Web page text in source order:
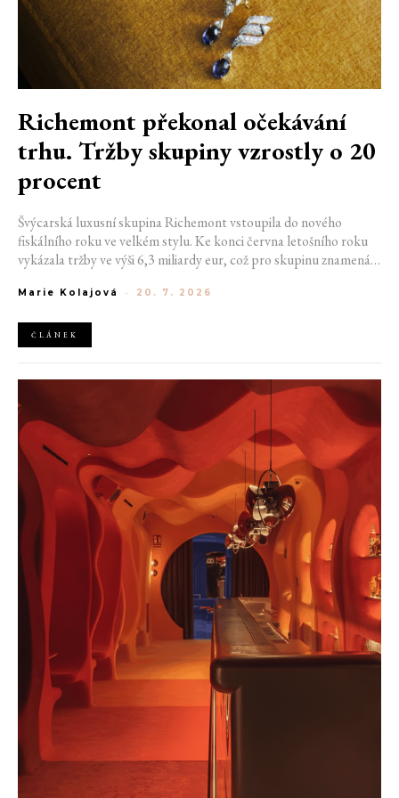
Richemont překonal očekávání
trhu. Tržby skupiny vzrostly o 20
procent
Švýcarská luxusní skupina Richemont vstoupila do nového
fiskálního roku ve velkém stylu. Ke konci června letošního roku
vykázala tržby ve výši 6,3 miliardy eur, což pro skupinu znamená
luxusním zůstává i přes přetrvávající ekonomickou nejistotu
Marie Kolajová - 20. 7. 2026
ČLÁNEK